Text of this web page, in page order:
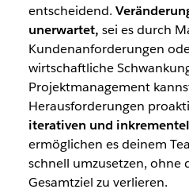
entscheidend.
unerwartet, sei es durch
Kundenanforderungen
wirtschaftliche
Projektmanagement
Herausforderungen
iterativen und
ermöglichen es deinem
schnell umzusetzen, ohne
Gesamtziel zu verlieren.